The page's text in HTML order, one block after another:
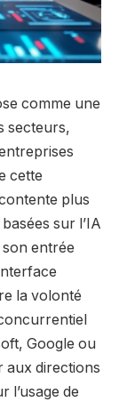
comme une
secteurs,
cette
plus
sur l’IA
entrée
la volonté
Google ou
aux directions
l’usage de